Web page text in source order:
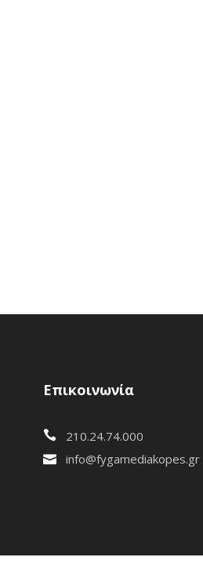
Επικοινωνία
210.24.74.000
info@fygamediakopes.gr